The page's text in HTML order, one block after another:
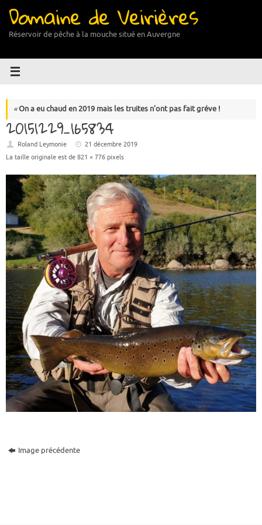
contenu
Domaine de Veirières
Réservoir de pêche à la mouche situé en Auvergne
«On a eu chaud en 2019 mais les truites n’ont pas fait gréve !
20151229_165834
Roland Leymonie
21 décembre 2019
La taille originale est de 821 × 776 pixels
Image précédente